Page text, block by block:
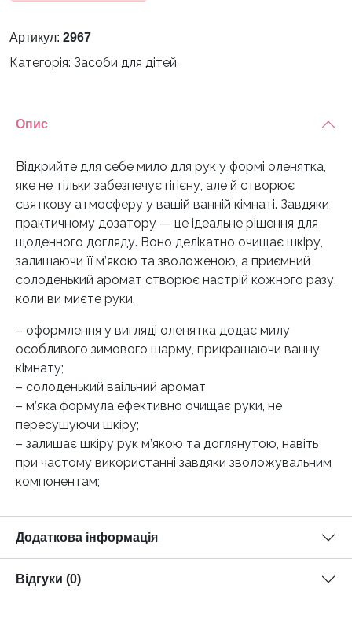
Артикул: 2967
Категорія: Засоби для дітей
Опис
Відкрийте для себе мило для рук у формі оленятка,
яке не тільки забезпечує гігієну, але й створює
святкову атмосферу у вашій ванній кімнаті. Завдяки
практичному дозатору — це ідеальне рішення для
щоденного догляду. Воно делікатно очищає шкіру,
залишаючи її м’якою та зволоженою, а приємний
солоденький аромат створює настрій кожного разу,
коли ви миєте руки.
– оформлення у вигляді оленятка додає милу
особливого зимового шарму, прикрашаючи ванну
кімнату;
– солоденький ваільний аромат
– м’яка формула ефективно очищає руки, не
пересушуючи шкіру;
– залишає шкіру рук м’якою та доглянутою, навіть
при частому використанні завдяки зволожувальним
компонентам;
Додаткова інформація
Відгуки (0)